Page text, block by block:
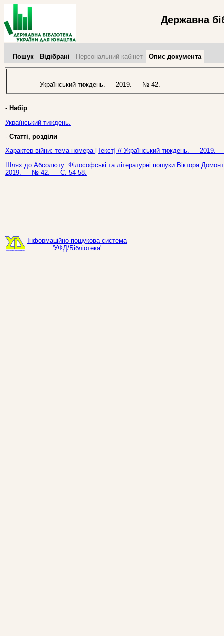
Державна
Пошук Відібрані Персональний кабінет Опис документа
Український тиждень. — 2019. — № 42.
- Набір
Український тиждень.
- Статті, розділи
Характер війни: тема номера [Текст] // Український тиждень. —
Шлях до Абсолюту: Філософські та літературні пошуки Віктора
2019. — № 42. — С. 54-58.
Інформаційно-пошукова система
'УФД/Бібліотека'